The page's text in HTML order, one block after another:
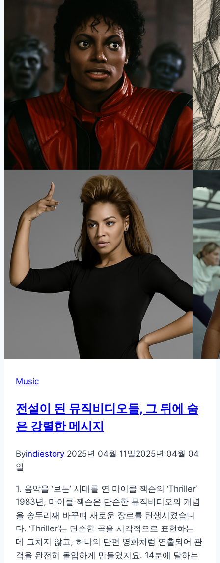
그
이
유
와
비
밀
을
치
Music
전설이 된 뮤직비디오들, 그 뒤에 숨
은 강렬한 메시지
Byindiestory 2025년 04월 11일2025년 04월 04
일
1. 음악을 ‘보는’ 시대를 연 마이클 잭슨의 ‘Thriller’
1983년, 마이클 잭슨은 단순한 뮤직비디오의 개념
을 송두리째 바꾸며 새로운 장르를 탄생시켰습니
다. ‘Thriller’는 단순한 곡을 시각적으로 표현하는
데 그치지 않고, 하나의 단편 영화처럼 연출되어 관
객을 완전히 몰입하게 만들었지요. 14분에 달하는